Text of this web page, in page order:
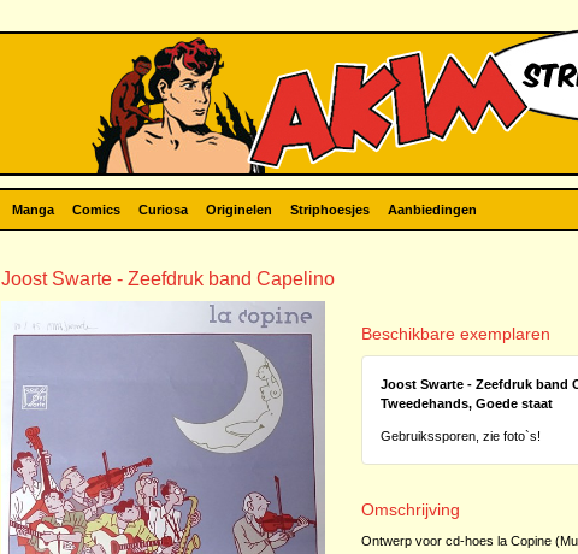
Manga Comics Curiosa Originelen Striphoesjes Aanbiedingen
Joost Swarte - Zeefdruk band Capelino
Beschikbare exemplaren
Joost Swarte - Zeefdruk band
Tweedehands, Goede staat
Gebruikssporen, zie foto`s!
Omschrijving
Ontwerp voor cd-hoes la Copine